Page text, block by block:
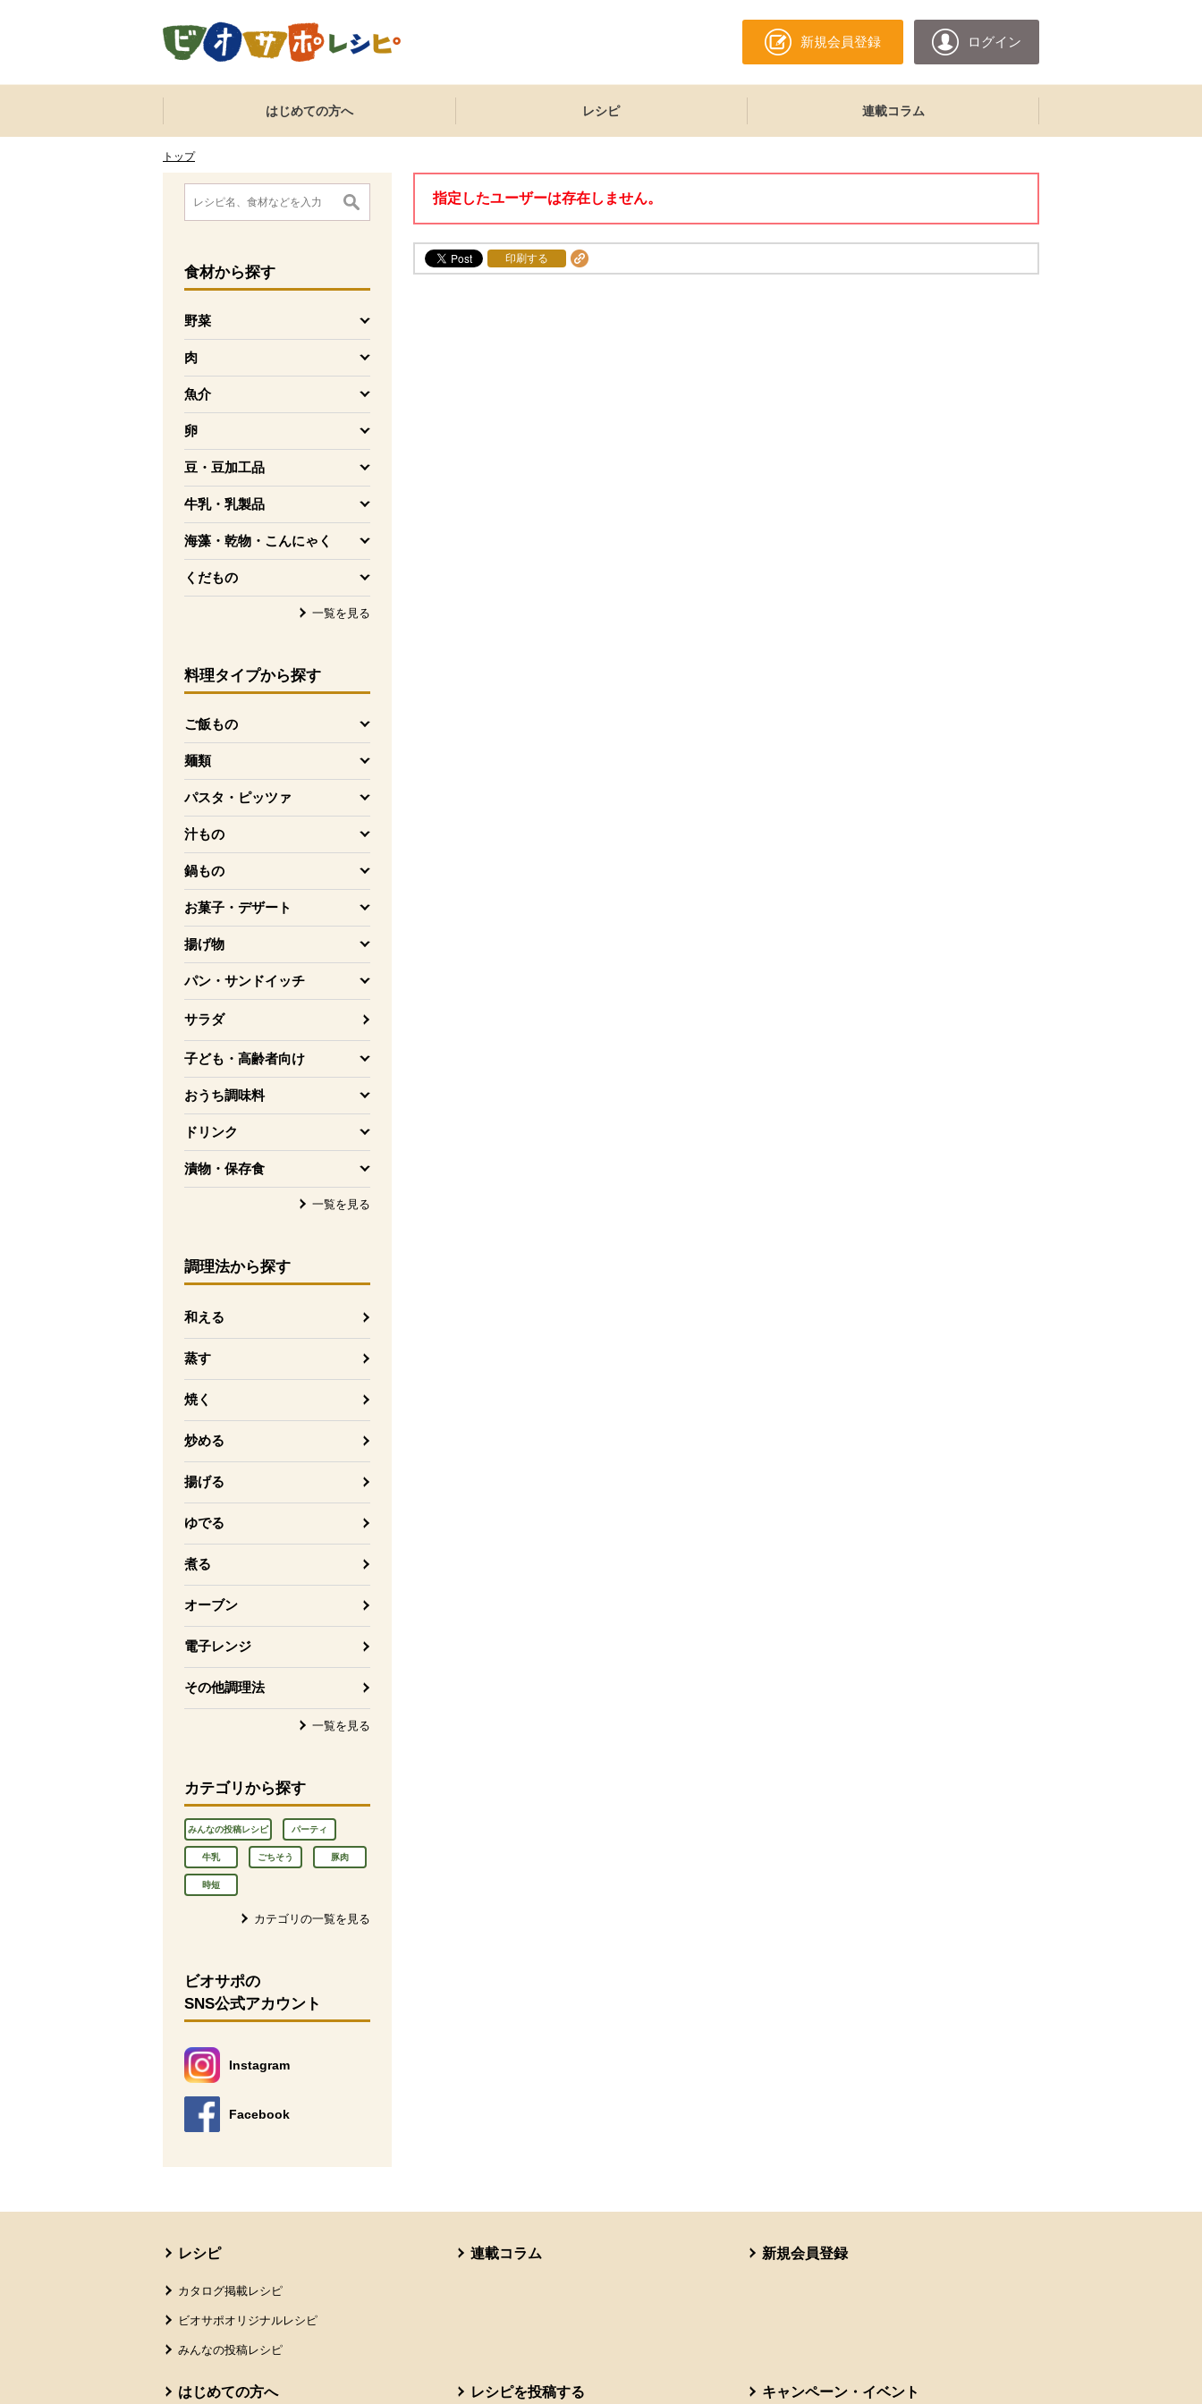
新規会員登録 ログイン
ここからサイト内共通メニューです。
サイト内共通メニューをスキップする
はじめての方へ レシピ 連載コラム
トップ
ここから消費材検索メニューです。
食材から探す
野菜
を開く
肉
を開く
魚介
を開く
卵
を開く
豆・豆加工品
を開く
牛乳・乳製品
を開く
海藻・乾物・こんにゃく
を開く
くだもの
を開く
一覧を見る
料理タイプから探す
ご飯もの
を開く
麺類
を開く
パスタ・ピッツァ
を開く
汁もの
を開く
鍋もの
を開く
お菓子・デザート
を開く
揚げ物
を開く
パン・サンドイッチ
を開く
サラダ
子ども・高齢者向け
を開く
おうち調味料
を開く
ドリンク
を開く
漬物・保存食
を開く
一覧を見る
調理法から探す
和える
蒸す
焼く
炒める
揚げる
ゆでる
煮る
オーブン
電子レンジ
その他調理法
一覧を見る
カテゴリから探す
みんなの投稿レシピ パーティ
牛乳 ごちそう 豚肉
時短
カテゴリの一覧を見る
消費材検索メニューここまで。
ここから本文です。
ビオサポの
SNS公式アカウント
Instagram
別のウィンドウで開きます。
Facebook
別のウィンドウで開きます。
指定したユーザーは存在しません。
印刷する
レシピ
カタログ掲載レシピ
ビオサポオリジナルレシピ
みんなの投稿レシピ
連載コラム 新規会員登録
はじめての方へ レシピを投稿する キャンペーン・イベント